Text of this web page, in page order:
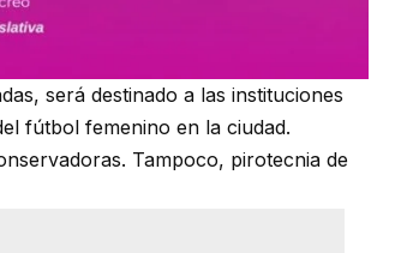
será destinado a las instituciones
fútbol femenino en la ciudad.
Tampoco, pirotecnia de